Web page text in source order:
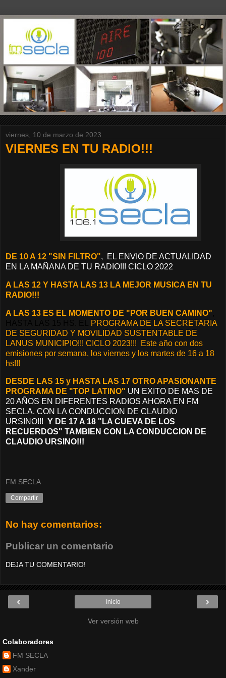
viernes, 10 de marzo de 2023
VIERNES EN TU RADIO!!!
DE 10 A 12 "SIN FILTRO", EL ENVIO DE ACTUALIDAD
EN LA MAÑANA DE TU RADIO!!! CICLO 2022
A LAS 12 Y HASTA LAS 13 LA MEJOR MUSICA EN TU
RADIO!!!
A LAS 13 ES EL MOMENTO DE "POR BUEN CAMINO"
PROGRAMA DE LA SECRETARIA
DE SEGURIDAD Y MOVILIDAD SUSTENTABLE DE
LANUS MUNICIPIO!!! CICLO 2023!!! Este año con dos
emisiones por semana, los viernes y los martes de 16 a 18
hs!!!
DESDE LAS 15 y HASTA LAS 17 OTRO APASIONANTE
PROGRAMA DE "TOP LATINO" UN EXITO DE MAS DE
20 AÑOS EN DIFERENTES RADIOS AHORA EN FM
SECLA. CON LA CONDUCCION DE CLAUDIO
URSINO!!! Y DE 17 A 18 "LA CUEVA DE LOS
RECUERDOS" TAMBIEN CON LA CONDUCCION DE
CLAUDIO URSINO!!!
FM SECLA
Compartir
No hay comentarios:
Publicar un comentario
DEJA TU COMENTARIO!
‹ ›
Inicio
Ver versión web
Colaboradores
FM SECLA
Xander